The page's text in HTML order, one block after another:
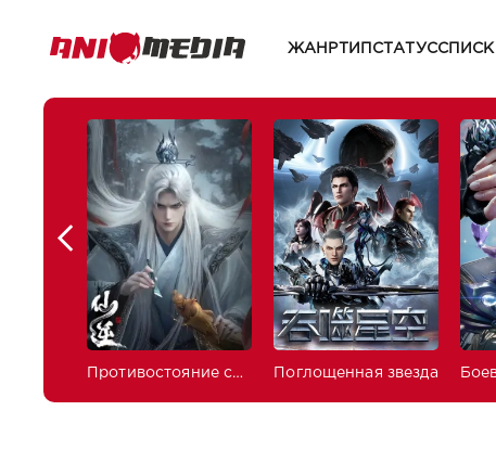
ЖАНРТИП СТАТУС
Противостояние святого Поглощенная звезда